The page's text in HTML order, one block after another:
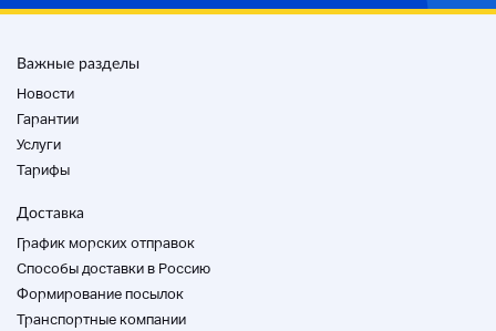
Начните онлайн-обсуждение
Пожалуйста, проверьте следующий URL для деталей.
watch.co.jp%2Fpages%2Fwatch
оценки! Удовлетворенность клиентов является лучшим
классом в отрасли!
⇒https%3A%2F%2Fsearch.google.com%2Flocal%2Frevie
Важные разделы
Новости
Гарантии
Услуги
Тарифы
Доставка
График морских отправок
Способы доставки в Россию
Формирование посылок
Транспортные компании